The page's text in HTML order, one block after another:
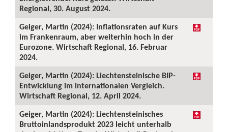
Regional, 30. August 2024.
Geiger, Martin (2024): Inflationsraten auf Kurs
im Frankenraum, aber weiterhin hoch in der
Eurozone. Wirtschaft Regional, 16. Februar
2024.
Geiger, Martin (2024): Liechtensteinische BIP-
Entwicklung im internationalen Vergleich.
Wirtschaft Regional, 12. April 2024.
Geiger, Martin (2024): Liechtensteinisches
Bruttoinlandsprodukt 2023 leicht unterhalb